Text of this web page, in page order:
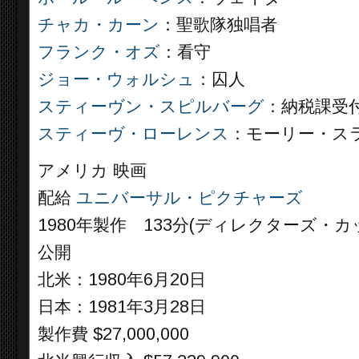
チャカ・カーン ：聖歌隊独唱者
フランク・オズ ：看守
ジョー・ウォルシュ ：囚人
スティーヴン・スピルバーグ ：納税課受
スティーヴ・ローレンス ：モーリー・ス
アメリカ 映画
配給 ユニバーサル・ピクチャーズ
1980年製作 133分(ディレクターズ・カ
公開
北米：1980年6月20日
日本：1981年3月28日
製作費 $27,000,000